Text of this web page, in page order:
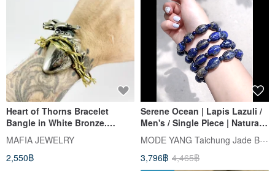
Heart of Thorns Bracelet
Bangle in White Bronze.
Available in 4 Colourways.
MAFIA JEWELRY
2,550฿
Serene Ocean | Lapis Lazuli /
Men's / Single Piece | Natural
Stone Bracelet
MODE YANG Taichung Jade Bangle
3,796฿ 4,465฿